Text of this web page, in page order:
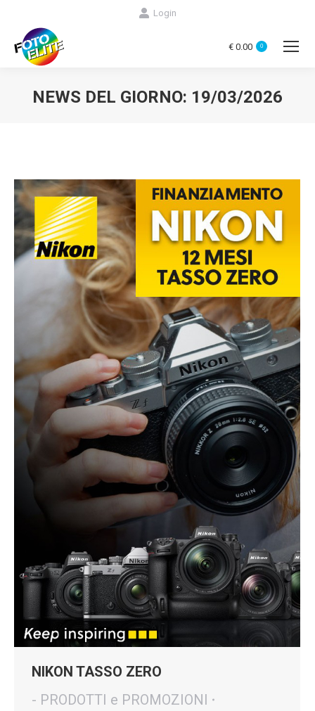
Login
€ 0.00 0
NEWS DEL GIORNO: 19/03/2026
NIKON TASSO ZERO
- PRODOTTI e PROMOZIONI